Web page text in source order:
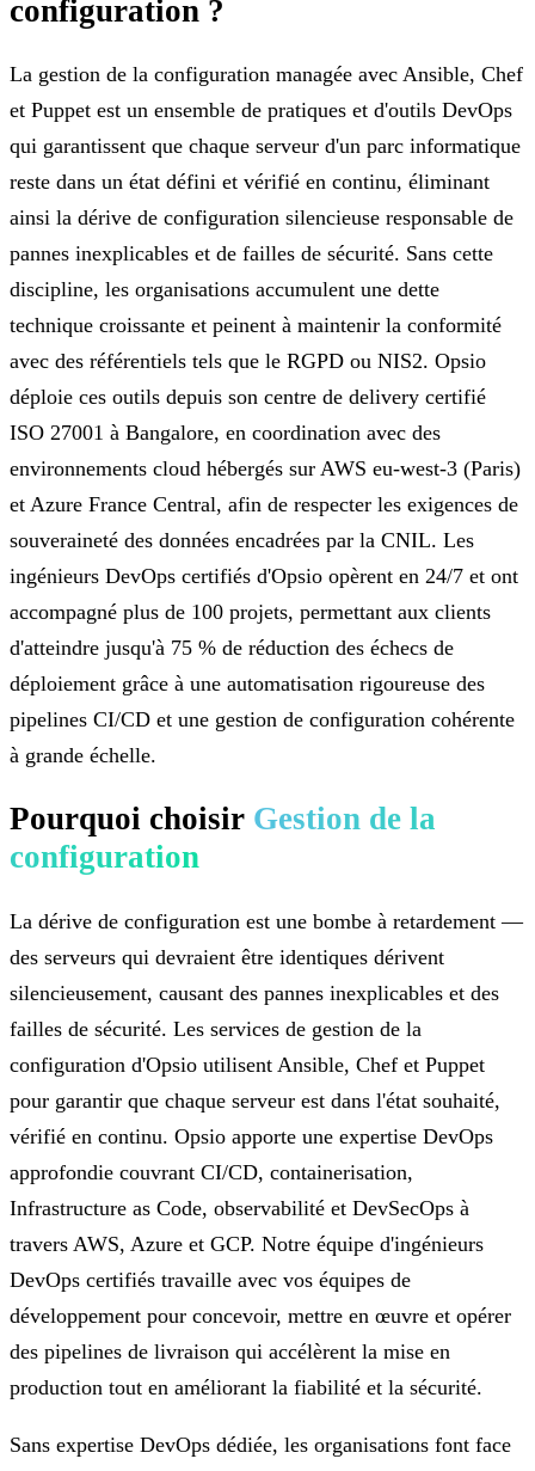
configuration ?
La gestion de la configuration managée avec Ansible, Chef
et Puppet est un ensemble de pratiques et d'outils DevOps
qui garantissent que chaque serveur d'un parc informatique
reste dans un état défini et vérifié en continu, éliminant
ainsi la dérive de configuration silencieuse responsable de
pannes inexplicables et de failles de sécurité. Sans cette
discipline, les organisations accumulent une dette
technique croissante et peinent à maintenir la conformité
avec des référentiels tels que le RGPD ou NIS2. Opsio
déploie ces outils depuis son centre de delivery certifié
ISO 27001 à Bangalore, en coordination avec des
environnements cloud hébergés sur AWS eu-west-3 (Paris)
et Azure France Central, afin de respecter les exigences de
souveraineté des données encadrées par la CNIL. Les
ingénieurs DevOps certifiés d'Opsio opèrent en 24/7 et ont
accompagné plus de 100 projets, permettant aux clients
d'atteindre jusqu'à 75 % de réduction des échecs de
déploiement grâce à une automatisation rigoureuse des
pipelines CI/CD et une gestion de configuration cohérente
à grande échelle.
Pourquoi choisir Gestion de la
configuration
La dérive de configuration est une bombe à retardement —
des serveurs qui devraient être identiques dérivent
silencieusement, causant des pannes inexplicables et des
failles de sécurité. Les services de gestion de la
configuration d'Opsio utilisent Ansible, Chef et Puppet
pour garantir que chaque serveur est dans l'état souhaité,
vérifié en continu. Opsio apporte une expertise DevOps
approfondie couvrant CI/CD, containerisation,
Infrastructure as Code, observabilité et DevSecOps à
travers AWS, Azure et GCP. Notre équipe d'ingénieurs
DevOps certifiés travaille avec vos équipes de
développement pour concevoir, mettre en œuvre et opérer
des pipelines de livraison qui accélèrent la mise en
production tout en améliorant la fiabilité et la sécurité.
Sans expertise DevOps dédiée, les organisations font face